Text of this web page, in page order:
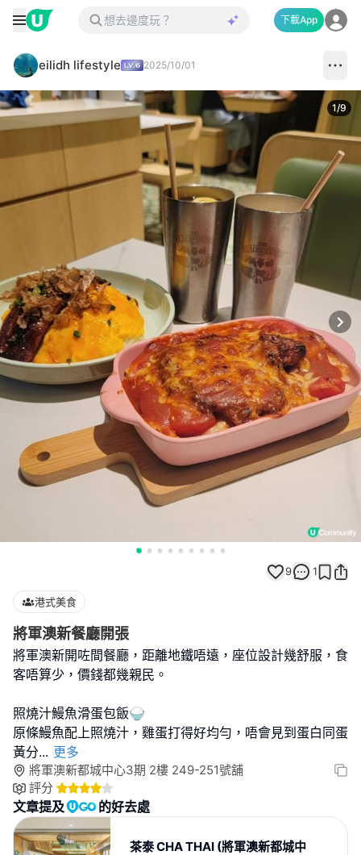
下載App
eilidh lifestyle 2025/10/01
1/9
9 1
港式美食
將軍澳新餐廳開張
將軍澳新開咗間餐廳，距離地鐵唔遠，座位設計幾舒服，食
客唔算少，價錢都幾親民。
照燒汁鰻魚滑蛋包飯🍚
原條鰻魚配上照燒汁，雞蛋打得好均勻，唔會見到蛋白同蛋
黃分... 更多
將軍澳新都城中心3期 2樓 249-251號舖
評分
文章提及 的好去處
茶泰 CHA THAI (將軍澳新都城中